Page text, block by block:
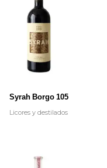
Syrah Borgo 105
Licores y destilados